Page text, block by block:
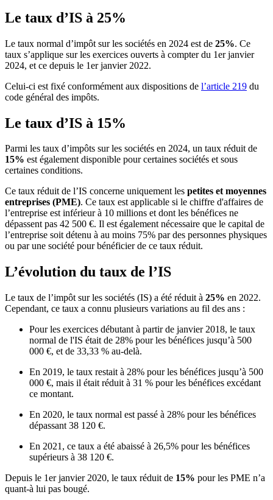
Le taux d’IS à 25%
Le taux normal d’impôt sur les sociétés en 2024 est de 25%. Ce
taux s’applique sur les exercices ouverts à compter du 1er janvier
2024, et ce depuis le 1er janvier 2022.
Celui-ci est fixé conformément aux dispositions de l’article 219 du
code général des impôts.
Le taux d’IS à 15%
Parmi les taux d’impôts sur les sociétés en 2024, un taux réduit de
15% est également disponible pour certaines sociétés et sous
certaines conditions.
Ce taux réduit de l’IS concerne uniquement les petites et moyennes
entreprises (PME). Ce taux est applicable si le chiffre d'affaires de
l’entreprise est inférieur à 10 millions et dont les bénéfices ne
dépassent pas 42 500 €. Il est également nécessaire que le capital de
l’entreprise soit détenu à au moins 75% par des personnes physiques
ou par une société pour bénéficier de ce taux réduit.
L’évolution du taux de l’IS
Le taux de l’impôt sur les sociétés (IS) a été réduit à 25% en 2022.
Cependant, ce taux a connu plusieurs variations au fil des ans :
Pour les exercices débutant à partir de janvier 2018, le taux
normal de l'IS était de 28% pour les bénéfices jusqu’à 500
000 €, et de 33,33 % au-delà.
En 2019, le taux restait à 28% pour les bénéfices jusqu’à 500
000 €, mais il était réduit à 31 % pour les bénéfices excédant
ce montant.
En 2020, le taux normal est passé à 28% pour les bénéfices
dépassant 38 120 €.
En 2021, ce taux a été abaissé à 26,5% pour les bénéfices
supérieurs à 38 120 €.
Depuis le 1er janvier 2020, le taux réduit de 15% pour les PME n’a
quant-à lui pas bougé.